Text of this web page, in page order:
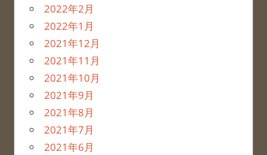
2022年2月
2022年1月
2021年12月
2021年11月
2021年10月
2021年9月
2021年8月
2021年7月
2021年6月